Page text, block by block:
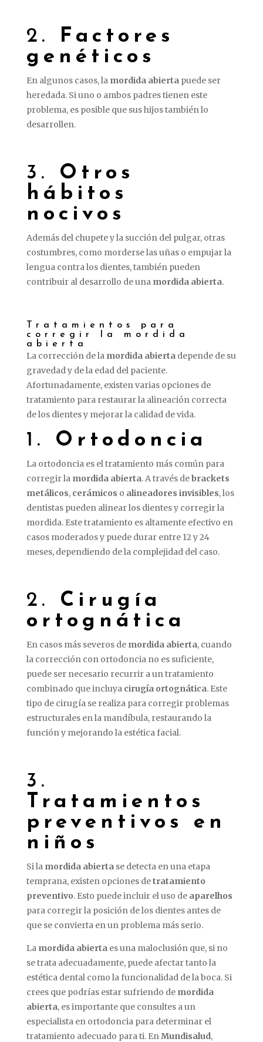
2. Factores
genéticos
En algunos casos, la mordida abiertapuede ser
heredada. Si uno o ambos padres tienen este
problema, es posible que sus hijos también lo
desarrollen.
3. Otros
hábitos
nocivos
Además del chupete y la succión del pulgar, otras
costumbres, como morderse las uñas o empujar la
lengua contra los dientes, también pueden
contribuir al desarrollo de una mordida abierta.
Tratamientos para
corregir la mordida
abierta
La corrección de la mordida abiertadepende de su
gravedad y de la edad del paciente.
Afortunadamente, existen varias opciones de
tratamiento para restaurar la alineación correcta
de los dientes y mejorar la calidad de vida.
1. Ortodoncia
La ortodoncia es el tratamiento más común para
corregir la mordida abierta. A través debrackets
metálicos, cerámicos o alineadores invisibles, los
dentistas pueden alinear los dientes y corregir la
mordida. Este tratamiento es altamente efectivo en
casos moderados y puede durar entre 12 y 24
meses, dependiendo de la complejidad del caso.
2. Cirugía
ortognática
En casos más severos de mordida abierta, cuando
la corrección con ortodoncia no es suficiente,
puede ser necesario recurrir a un tratamiento
combinado que incluya cirugía ortognática. Este
tipo de cirugía se realiza para corregir problemas
estructurales en la mandíbula, restaurando la
función y mejorando la estética facial.
3.
Tratamientos
preventivos en
niños
Si la mordida abiertase detecta en una etapa
temprana, existen opciones detratamiento
preventivo. Esto puede incluir el uso de aparelhos
para corregir la posición de los dientes antes de
que se convierta en un problema más serio.
La mordida abiertaes una maloclusión que, si no
se trata adecuadamente, puede afectar tanto la
estética dental como la funcionalidad de la boca. Si
crees que podrías estar sufriendo de mordida
abierta, es importante que consultes a un
especialista en ortodoncia para determinar el
tratamiento adecuado para ti. EnMundisalud,